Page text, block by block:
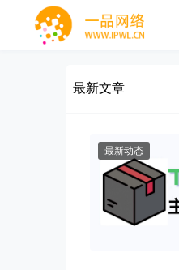
最新文章
最新动态